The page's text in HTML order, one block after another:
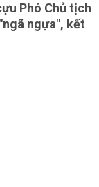
Phó Chủ tịch
ngựa", kết